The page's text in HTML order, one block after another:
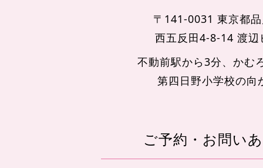
〒141-0031 東京都
西五反田4-8-14 渡辺
不動前駅から3分、かむ
第四日野小学校の向
ご予約・お問い